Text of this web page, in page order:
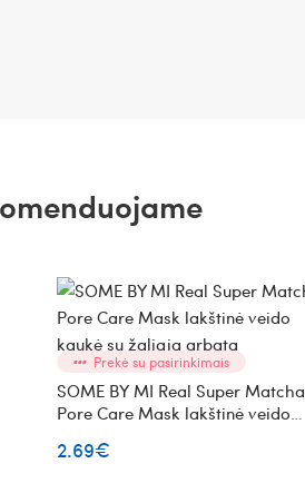
Prekė su pasirinkimais
SOME BY MI Real Super Matcha
Pore Care Mask lakštinė veido
2.69€